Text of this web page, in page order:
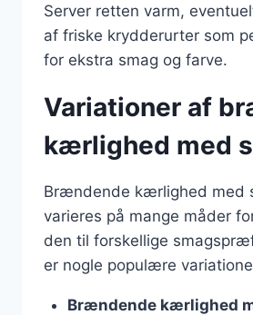
Server retten varm,
af friske krydderurter som
for ekstra smag og farve.
Variationer af
kærlighed med
Brændende kærlighed med
varieres på mange måder
den til forskellige
er nogle populære
Brændende kærlighed